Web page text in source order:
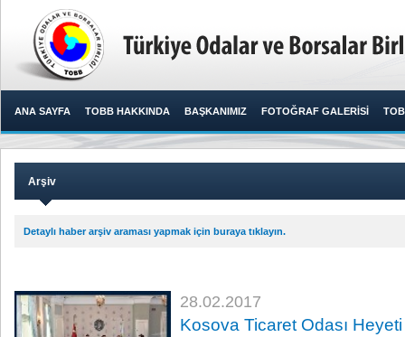
ANA SAYFA TOBB HAKKINDA BAŞKANIMIZ FOTOĞRAF GALERİSİ
Arşiv
Detaylı haber arşiv araması yapmak için buraya tıklayın.
28.02.2017
Kosova Ticaret Odası